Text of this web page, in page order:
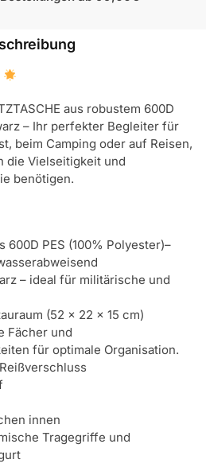
aus robustem 600D
– Ihr perfekter Begleiter für
beim Camping oder auf Reisen,
die Vielseitigkeit und
benötigen.
600D PES (100% Polyester)–
– ideal für militärische und
(52 x 22 x 15 cm)
Fächer und
für optimale Organisation.
innen
Tragegriffe und